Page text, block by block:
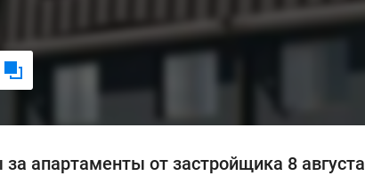
апартаменты от застройщика 8 августа